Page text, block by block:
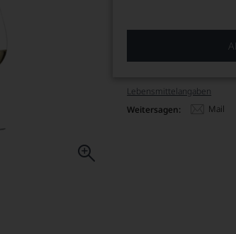
Lebensmittel­angaben
Weitersagen:
Mail